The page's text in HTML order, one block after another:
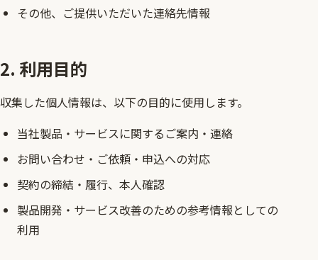
その他、ご提供いただいた連絡先情報
2. 利用目的
収集した個人情報は、以下の目的に使用します。
当社製品・サービスに関するご案内・連絡
お問い合わせ・ご依頼・申込への対応
契約の締結・履行、本人確認
製品開発・サービス改善のための参考情報としての
利用